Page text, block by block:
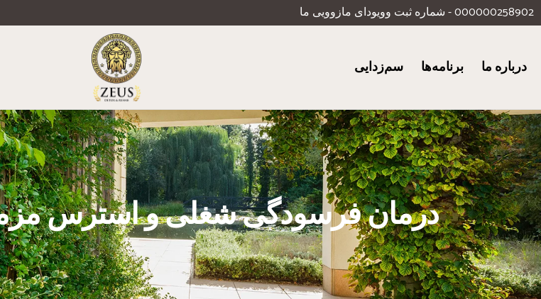
000000258902 - شماره ثبت وویودای مازوویی ما
درباره ما برنامه‌ها سم‌زدایی
درمان فرسودگی شغلی و استرس